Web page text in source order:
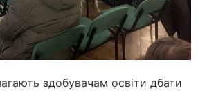
здобувачам освіти дбати